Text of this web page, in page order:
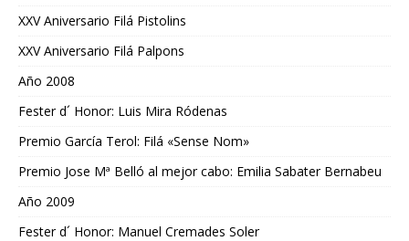
XXV Aniversario Filá Pistolins
XXV Aniversario Filá Palpons
Año 2008
Fester d´ Honor: Luis Mira Ródenas
Premio García Terol: Filá «Sense Nom»
Premio Jose Mª Belló al mejor cabo: Emilia Sabater Bernabeu
Año 2009
Fester d´ Honor: Manuel Cremades Soler